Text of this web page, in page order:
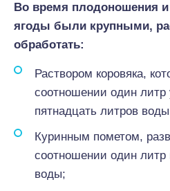
Во время плодоношения
ягоды были крупными,
обработать:
Раствором коровяка,
соотношении один литр
пятнадцать литров
Куринным пометом,
соотношении один литр
воды;